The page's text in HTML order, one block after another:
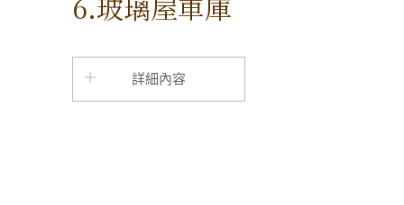
詳細內容